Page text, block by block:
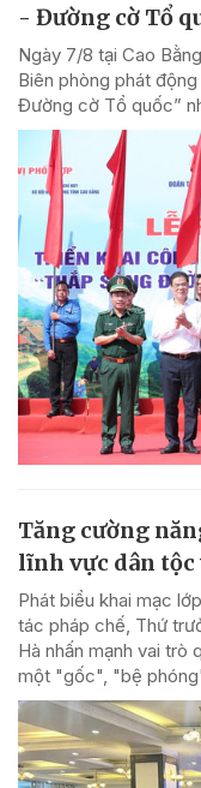
- Đường cờ Tổ
Ngày 7/8 tại Cao
Biên phòng phát
Đường cờ Tổ quốc”
Tăng cường
lĩnh vực dân tộc
Phát biểu khai mạc
tác pháp chế, Thứ
Hà nhấn mạnh vai
một "gốc", "bệ